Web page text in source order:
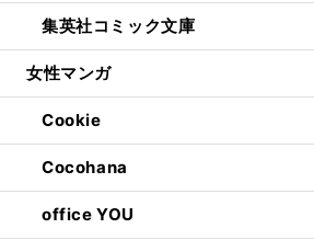
集英社コミック文庫
女性マンガ
Cookie
Cocohana
office YOU